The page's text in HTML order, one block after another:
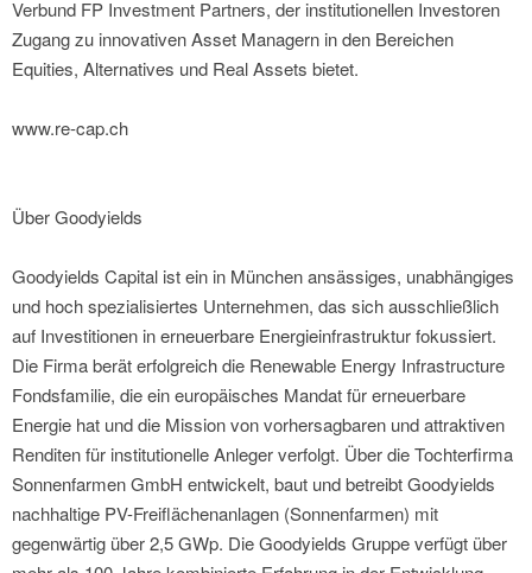
Verbund FP Investment Partners, der institutionellen Investoren
Zugang zu innovativen Asset Managern in den Bereichen
Equities, Alternatives und Real Assets bietet.
www.re-cap.ch
Über Goodyields
Goodyields Capital ist ein in München ansässiges, unabhängiges
und hoch spezialisiertes Unternehmen, das sich ausschließlich
auf Investitionen in erneuerbare Energieinfrastruktur fokussiert.
Die Firma berät erfolgreich die Renewable Energy Infrastructure
Fondsfamilie, die ein europäisches Mandat für erneuerbare
Energie hat und die Mission von vorhersagbaren und attraktiven
Renditen für institutionelle Anleger verfolgt. Über die Tochterfirma
Sonnenfarmen GmbH entwickelt, baut und betreibt Goodyields
nachhaltige PV-Freiflächenanlagen (Sonnenfarmen) mit
gegenwärtig über 2,5 GWp. Die Goodyields Gruppe verfügt über